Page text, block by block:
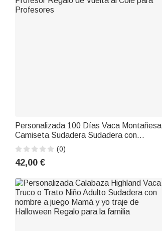
Personalizada 100 Días Vaca Montañesa
Camiseta Sudadera Sudadera con
Capucha con Nombre Día del Profesor
Regalo de Vuelta al Cole para Profesores
(0)
42,00 €